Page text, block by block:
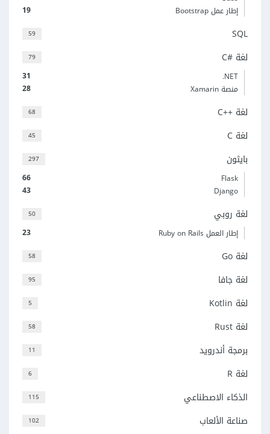
19
إطار عمل Bootstrap
59 SQL
79 لغة C#‎
31
‎.NET
28
منصة Xamarin
68 لغة C++‎
45 لغة C
297 بايثون
66
Flask
43
Django
50 لغة روبي
23 إطار العمل Ruby on Rails
58 لغة Go
95 لغة جافا
5 لغة Kotlin
58 لغة Rust
11 برمجة أندرويد
6 لغة R
115 الذكاء الاصطناعي
102 صناعة الألعاب